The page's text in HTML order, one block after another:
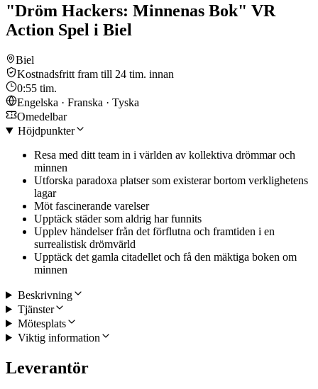
"Dröm Hackers: Minnenas Bok" VR
Action Spel i Biel
Biel
Kostnadsfritt fram till 24 tim. innan
0:55 tim.
Engelska · Franska · Tyska
Omedelbar
Höjdpunkter
Resa med ditt team in i världen av kollektiva drömmar och
minnen
Utforska paradoxa platser som existerar bortom verklighetens
lagar
Möt fascinerande varelser
Upptäck städer som aldrig har funnits
Upplev händelser från det förflutna och framtiden i en
surrealistisk drömvärld
Upptäck det gamla citadellet och få den mäktiga boken om
minnen
Beskrivning
Tjänster
Mötesplats
Viktig information
Leverantör